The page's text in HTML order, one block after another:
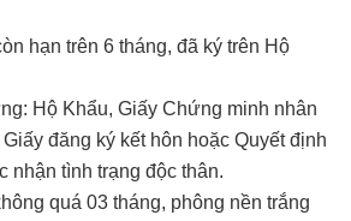
hạn trên 6 tháng, đã ký trên Hộ
Hộ Khẩu, Giấy Chứng minh nhân
đăng ký kết hôn hoặc Quyết định
nhận tình trạng độc thân.
quá 03 tháng, phông nền trắng